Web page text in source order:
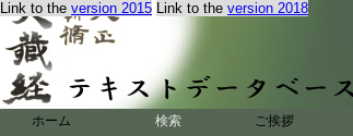
Link to the version 2015 Link to the version 2018
ホーム 検索 ご挨拶